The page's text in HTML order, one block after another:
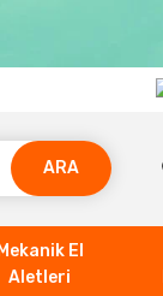
ARA
Mekanik El
Aletleri